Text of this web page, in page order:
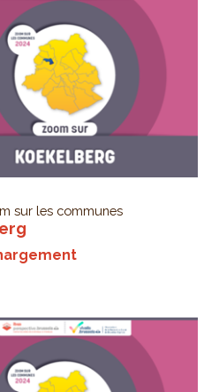
sur les communes